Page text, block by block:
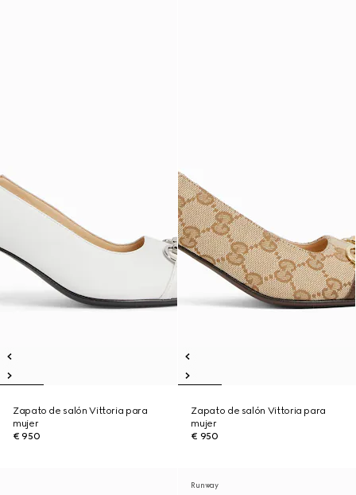
Zapato de salón Vittoria para
mujer
€ 950
Zapato de salón Vittoria para
mujer
€ 950
Runway